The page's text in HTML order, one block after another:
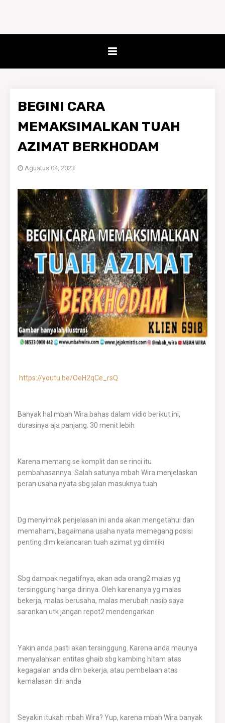
BEGINI CARA
MEMAKSIMALKAN TUAH
AZIMAT BERKHODAM
Agustus 04, 2023
https://youtu.be/OeH2qCe_rsQ
Banyak hal mbah Wira bahas dalam vidio berikut ini,
durasinya aja panjang. 30 menit lebih
Karena memang se komplit dan se rinci itu
pembahasannya. Salah satunya mbah Wira menjelaskan
peran usaha nyata sbg jalan masuknya tuah
Dg menyimak penjelasan ini anda akan mengetahui dan
memahami, bagaimana usaha nyata memegang posisi
penting dlm kelancaran tuah azimat yg dimiliki
Sbg dampak negatifnya, akan ada orang2 malas yg
tersinggung harga dirinya. Oleh karenanya yg malas
bekerja, malas berusaha, malas merubah nasib saya
sarankan utk jangan repot2 mendengarkan
Yakin anda pasti akan tersinggung. Karena anda maunya
menyalahkan entitas ghaib sbg kambing hitam atas
kegagalan anda dlm bekerja, atau pembelaan atas
kemalasan diri anda
Seyakin itukah mbah Wira? Yup, karena mbah Wira banyak